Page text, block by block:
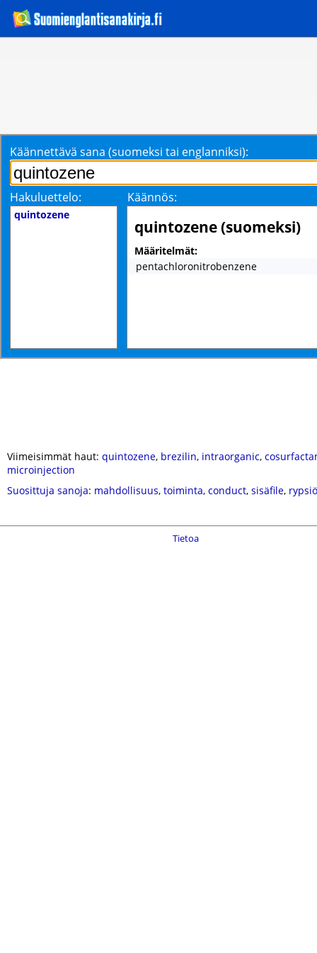
Käännettävä sana (suomeksi tai englanniksi):
Hakuluettelo: Käännös:
quintozene
quintozene (suomeksi)
Määritelmät:
pentachloronitrobenzene
Viimeisimmät haut: quintozene, brezilin, intraorganic,
microinjection
Suosittuja sanoja: mahdollisuus, toiminta, conduct, sisäfile,
Tietoa